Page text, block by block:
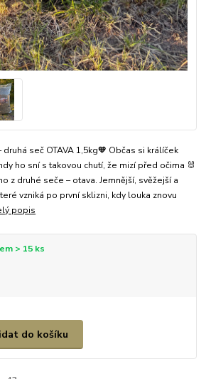
seč OTAVA 1,5kg🧡 Občas si králíček
ho sní s takovou chutí, že mizí před očima 🐰
z druhé seče – otava. Jemnější, svěžejší a
vzniká po první sklizni, kdy louka znovu
popis
> 15 ks
do košíku